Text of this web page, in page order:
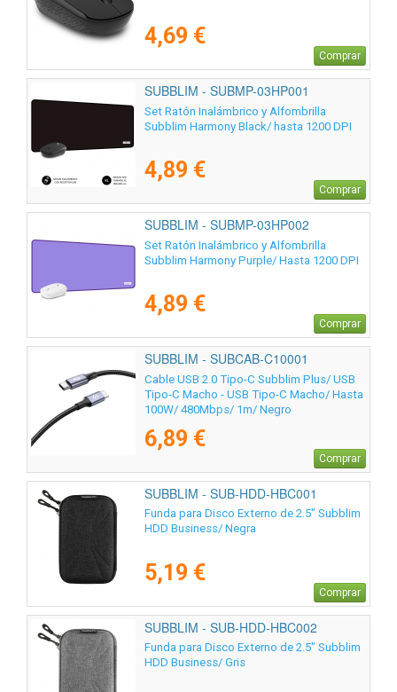
4,69 €
Comprar
SUBBLIM - SUBMP-03HP001
Set Ratón Inalámbrico y Alfombrilla
Subblim Harmony Black/ hasta 1200 DPI
4,89 €
Comprar
SUBBLIM - SUBMP-03HP002
Set Ratón Inalámbrico y Alfombrilla
Subblim Harmony Purple/ Hasta 1200 DPI
4,89 €
Comprar
SUBBLIM - SUBCAB-C10001
Cable USB 2.0 Tipo-C Subblim Plus/ USB
Tipo-C Macho - USB Tipo-C Macho/ Hasta
100W/ 480Mbps/ 1m/ Negro
6,89 €
Comprar
SUBBLIM - SUB-HDD-HBC001
Funda para Disco Externo de 2.5" Subblim
HDD Business/ Negra
5,19 €
Comprar
SUBBLIM - SUB-HDD-HBC002
Funda para Disco Externo de 2.5" Subblim
HDD Business/ Gris